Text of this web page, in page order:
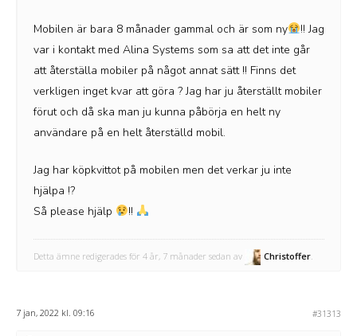
Mobilen är bara 8 månader gammal och är som ny
!! Jag
var i kontakt med Alina Systems som sa att det inte går
att återställa mobiler på något annat sätt !! Finns det
verkligen inget kvar att göra ? Jag har ju återställt mobiler
förut och då ska man ju kunna påbörja en helt ny
användare på en helt återställd mobil.
Jag har köpkvittot på mobilen men det verkar ju inte
hjälpa !?
Så please hjälp
!!
Detta ämne redigerades för 4 år, 7 månader sedan av Christoffer.
7 jan, 2022 kl. 09:16 #31313